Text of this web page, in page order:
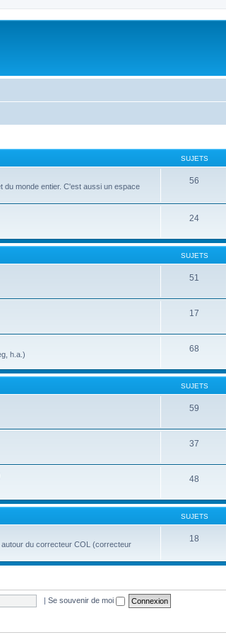
SUJETS
du monde entier. C'est aussi un espace
56
24
SUJETS
51
17
h.a.)
68
SUJETS
59
37
48
SUJETS
du correcteur COL (correcteur
18
| Se souvenir de moi